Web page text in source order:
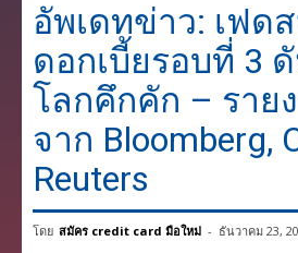
อัพเดทข่าว: เฟด
ดอกเบี้ยรอบที่ 3
โลกคึกคัก – ราย
จาก Bloomberg,
Reuters
โดย สมัคร credit card มือใหม่ - ธันวาคม 23,